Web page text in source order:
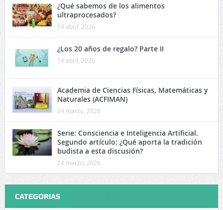
¿Qué sabemos de los alimentos
ultraprocesados?
14 abril, 2026
¿Los 20 años de regalo? Parte II
14 abril, 2026
Academia de Ciencias Físicas, Matemáticas y
Naturales (ACFIMAN)
24 marzo, 2026
Serie: Consciencia e Inteligencia Artificial.
Segundo artículo: ¿Qué aporta la tradición
budista a esta discusión?
24 marzo, 2026
CATEGORIAS